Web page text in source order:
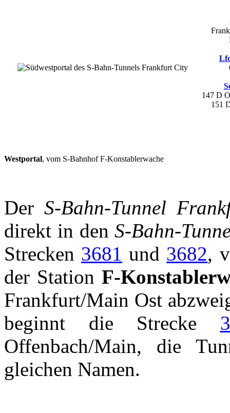
147 D
151
Westportal, vom S-Bahnhof F-Konstablerwache
DerS-Bahn-Tunnel
direkt in denS-Bahn-
Strecken 3681 und 3682,
der Station F-
Frankfurt/Main Ost
beginnt die Strecke
Offenbach/Main, die
gleichen Namen.